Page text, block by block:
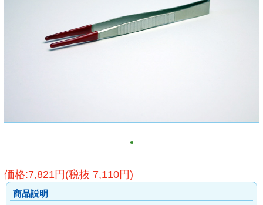
価格:7,821円(税抜 7,110円)
商品説明